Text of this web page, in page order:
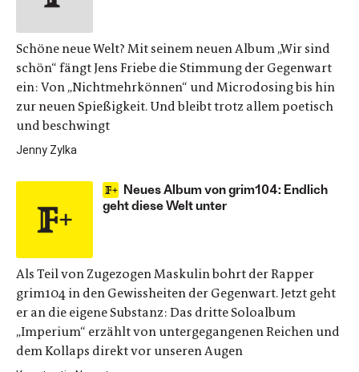
Schöne neue Welt? Mit seinem neuen Album „Wir sind
schön“ fängt Jens Friebe die Stimmung der Gegenwart
ein: Von „Nichtmehrkönnen“ und Microdosing bis hin
zur neuen Spießigkeit. Und bleibt trotz allem poetisch
und beschwingt
Jenny Zylka
Neues Album von grim104: Endlich
geht diese Welt unter
Als Teil von Zugezogen Maskulin bohrt der Rapper
grim104 in den Gewissheiten der Gegenwart. Jetzt geht
er an die eigene Substanz: Das dritte Soloalbum
„Imperium“ erzählt von untergegangenen Reichen und
dem Kollaps direkt vor unseren Augen